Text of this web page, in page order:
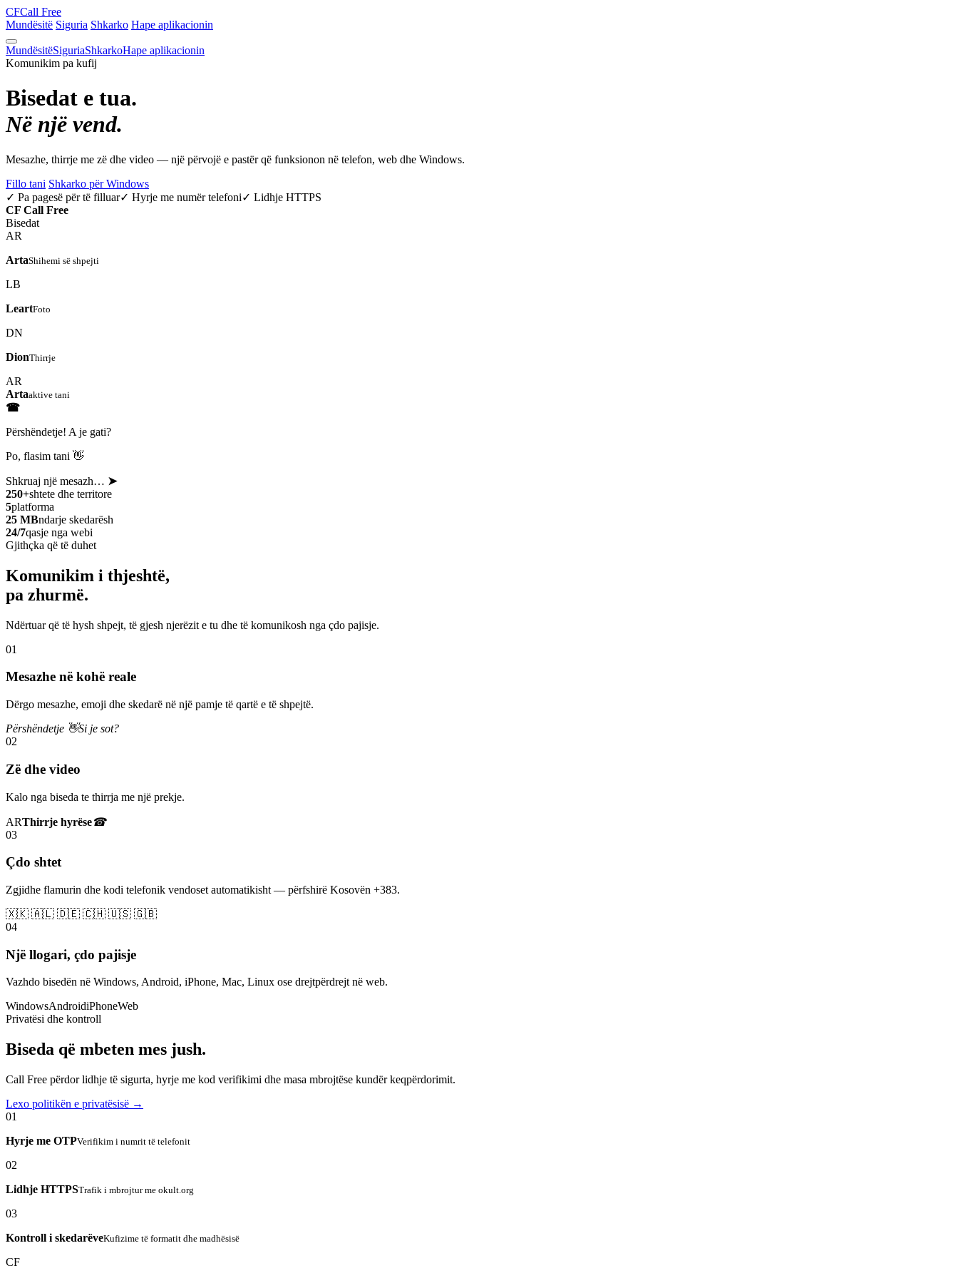
CFCall Free
Mundësitë Siguria Shkarko Hape aplikacionin
MundësitëSiguriaShkarkoHape aplikacionin
Komunikim pa kufij
Bisedat e tua.
Në një vend.
Mesazhe, thirrje me zë dhe video — një përvojë e pastër që funksionon në telefon, web dhe Windows.
Fillo tani Shkarko për Windows
✓ Pa pagesë për të filluar✓ Hyrje me numër telefoni✓ Lidhje HTTPS
CF Call Free
Bisedat
AR
ArtaShihemi së shpejti
LB
LeartFoto
DN
DionThirrje
AR
Artaaktive tani
☎
Përshëndetje! A je gati?
Po, flasim tani 👋
Shkruaj një mesazh… ➤
250+shtete dhe territore
5platforma
25 MBndarje skedarësh
24/7qasje nga webi
Gjithçka që të duhet
Komunikim i thjeshtë,
pa zhurmë.
Ndërtuar që të hysh shpejt, të gjesh njerëzit e tu dhe të komunikosh nga çdo pajisje.
01
Mesazhe në kohë reale
Dërgo mesazhe, emoji dhe skedarë në një pamje të qartë e të shpejtë.
Përshëndetje 👋Si je sot?
02
Zë dhe video
Kalo nga biseda te thirrja me një prekje.
ARThirrje hyrëse☎
03
Çdo shtet
Zgjidhe flamurin dhe kodi telefonik vendoset automatikisht — përfshirë Kosovën +383.
🇽🇰 🇦🇱 🇩🇪 🇨🇭 🇺🇸 🇬🇧
04
Një llogari, çdo pajisje
Vazhdo bisedën në Windows, Android, iPhone, Mac, Linux ose drejtpërdrejt në web.
WindowsAndroidiPhoneWeb
Privatësi dhe kontroll
Biseda që mbeten mes jush.
Call Free përdor lidhje të sigurta, hyrje me kod verifikimi dhe masa mbrojtëse kundër keqpërdorimit.
Lexo politikën e privatësisë →
01
Hyrje me OTPVerifikim i numrit të telefonit
02
Lidhje HTTPSTrafik i mbrojtur me okult.org
03
Kontroll i skedarëveKufizime të formatit dhe madhësisë
CF